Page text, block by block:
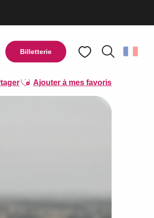
Billetterie
Ajouter aux favoris
Ajouter à mes favoris